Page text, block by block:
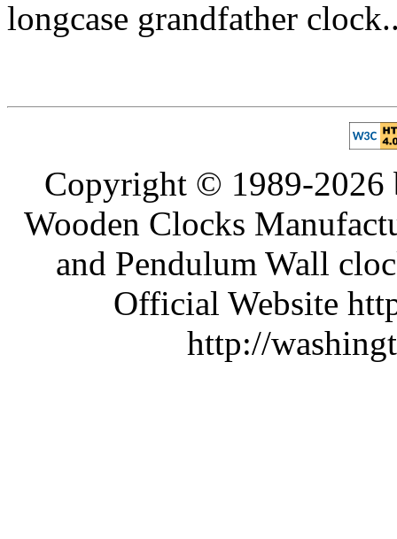
longcase grandfather
Copyright © 1989-2026
Wooden Clocks
and Pendulum Wall
Official Website
http://